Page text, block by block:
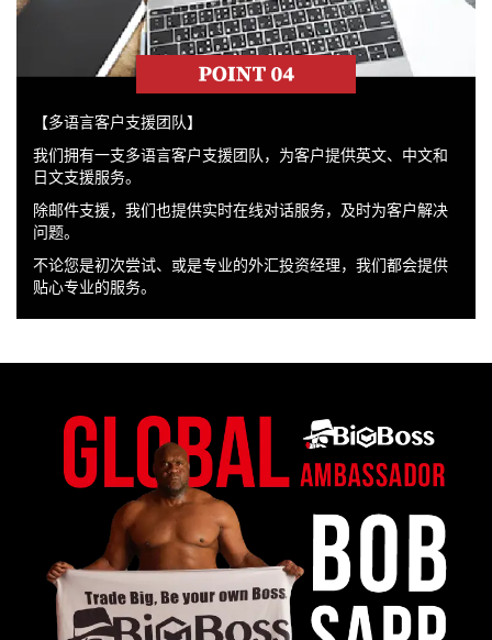
【多语言客户支援团队】
我们拥有一支多语言客户支援团队，为客户提供英文、中文和
日文支援服务。
除邮件支援，我们也提供实时在线对话服务，及时为客户解决
问题。
不论您是初次尝试、或是专业的外汇投资经理，我们都会提供
贴心专业的服务。